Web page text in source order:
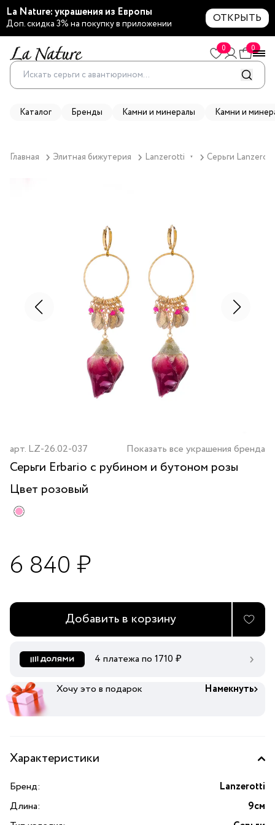
La Nature: украшения из Европы
Доп. скидка 3% на покупку в приложении ОТКРЫТЬ
0 0
Каталог Бренды Камни и минералы Камни и
Главная Элитная бижутерия Lanzerotti ▼ Серьги
арт. LZ-26.02-037 Показать все украшения бренда
Серьги Erbario с рубином и бутоном розы
Цвет розовый
6 840 ₽
Добавить в корзину
4 платежа по 1710 ₽
Хочу это в подарок Намекнуть
Характеристики
Бренд:
Lanzerotti
Длина:
9см